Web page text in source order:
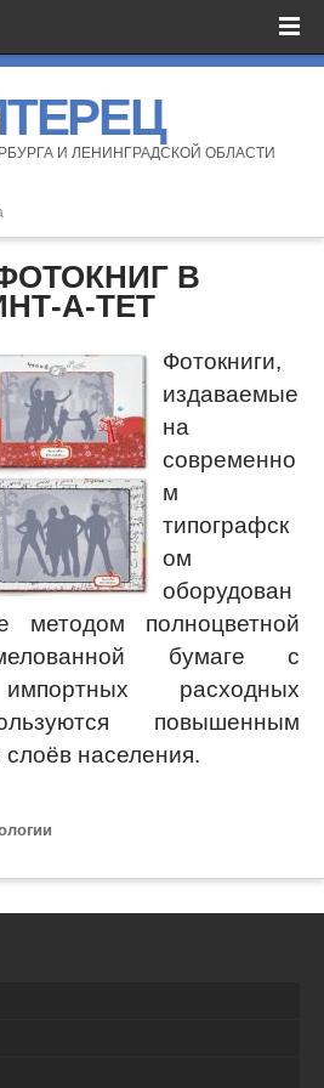
И ЛЕНИНГРАДСКОЙ ОБЛАСТИ
В
А-ТЕТ
Фотокниги,
издаваемые
на
современно
м
типографск
ом
оборудован
методом полноцветной
бумаге с
расходных
повышенным
населения.